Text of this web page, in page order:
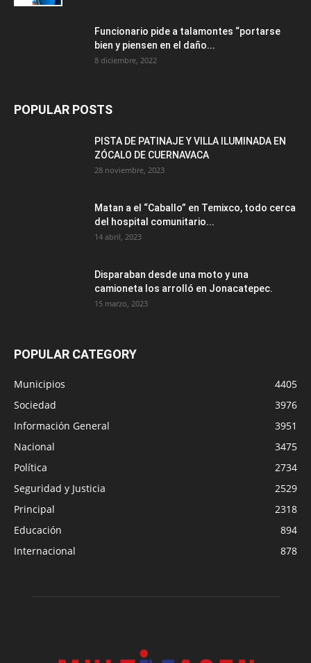
Funcionario pide a talamontes “portarse
bien y piensen en el daño...
8 diciembre, 2022
POPULAR POSTS
PISTA DE PATINAJE Y VILLA ILUMINADA EN
ZÓCALO DE CUERNAVACA
28 noviembre, 2023
Matan a el “Caballo” en Temixco, todo cerca
del hospital comunitario...
14 abril, 2023
Disparaban desde una moto y una
camioneta los arrolló en Jonacatepec.
15 marzo, 2023
POPULAR CATEGORY
Municipios
4405
Sociedad
3976
Información General
3951
Nacional
3475
Política
2734
Seguridad y Justicia
2529
Principal
2318
Educación
894
Internacional
878